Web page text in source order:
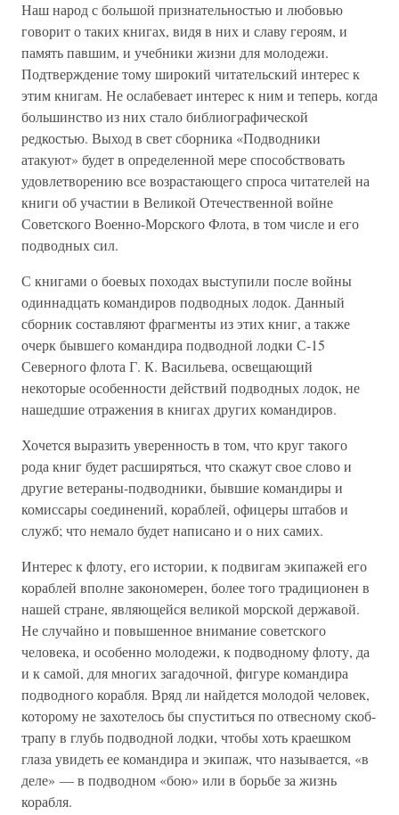
Наш народ с большой признательностью и любовью
говорит о таких книгах, видя в них и славу героям, и
память павшим, и учебники жизни для молодежи.
Подтверждение тому широкий читательский интерес к
этим книгам. Не ослабевает интерес к ним и теперь, когда
большинство из них стало библиографической
редкостью. Выход в свет сборника «Подводники
атакуют» будет в определенной мере способствовать
удовлетворению все возрастающего спроса читателей на
книги об участии в Великой Отечественной войне
Советского Военно-Морского Флота, в том числе и его
подводных сил.
С книгами о боевых походах выступили после войны
одиннадцать командиров подводных лодок. Данный
сборник составляют фрагменты из этих книг, а также
очерк бывшего командира подводной лодки С-15
Северного флота Г. К. Васильева, освещающий
некоторые особенности действий подводных лодок, не
нашедшие отражения в книгах других командиров.
Хочется выразить уверенность в том, что круг такого
рода книг будет расширяться, что скажут свое слово и
другие ветераны-подводники, бывшие командиры и
комиссары соединений, кораблей, офицеры штабов и
служб; что немало будет написано и о них самих.
Интерес к флоту, его истории, к подвигам экипажей его
кораблей вполне закономерен, более того традиционен в
нашей стране, являющейся великой морской державой.
Не случайно и повышенное внимание советского
человека, и особенно молодежи, к подводному флоту, да
и к самой, для многих загадочной, фигуре командира
подводного корабля. Вряд ли найдется молодой человек,
которому не захотелось бы спуститься по отвесному скоб-
трапу в глубь подводной лодки, чтобы хоть краешком
глаза увидеть ее командира и экипаж, что называется, «в
деле» — в подводном «бою» или в борьбе за жизнь
корабля.